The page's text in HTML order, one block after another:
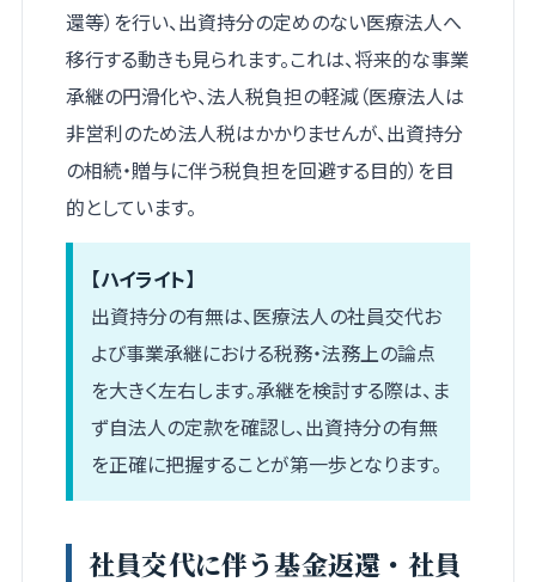
還等）を行い、出資持分の定めのない医療法人へ
移行する動きも見られます。これは、将来的な事業
承継の円滑化や、法人税負担の軽減（医療法人は
非営利のため法人税はかかりませんが、出資持分
の相続・贈与に伴う税負担を回避する目的）を目
的としています。
【ハイライト】
出資持分の有無は、医療法人の社員交代お
よび事業承継における税務・法務上の論点
を大きく左右します。承継を検討する際は、ま
ず自法人の定款を確認し、出資持分の有無
を正確に把握することが第一歩となります。
社員交代に伴う基金返還・社員